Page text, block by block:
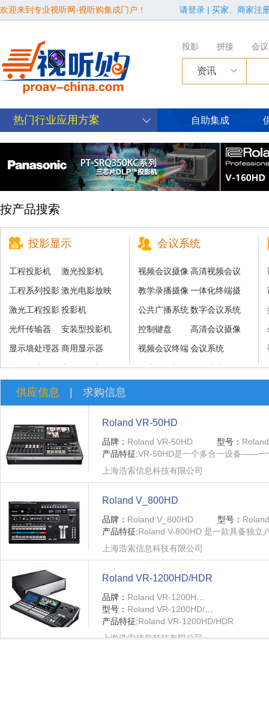
欢迎来到专业视听网-视听购集成门户！ 请登录 | 买家、商家注
投影 拼接 会议
资讯
热门行业应用方案 自助集成
按产品搜索
投影显示
工程投影机
激光投影机
工程系列投影
机
激光电影放映
机
激光工程投影
机
投影机
光纤传输器
安装型投影机
显示墙处理器 商用显示器
家族影院投影商用投影机
会议系统
视频会议摄像
机
高清视频会议
摄像机
教学录播摄像
机
一体化终端摄
像机
公共广播系统数字会议系统
控制键盘
高清会议摄像
机
视频会议终端
及系统
会议系统
会议摄像机
全向麦克风
供应信息 求购信息
Roland VR-50HD
品牌： Roland VR-50HD 型号：
产品特征:VR-50HD是一个多合一设备——
上海浩索信息科技有限公司
Roland V_800HD
品牌： Roland V_800HD 型号：
产品特征:Roland V-800HD 是一款具备独立
上海浩索信息科技有限公司
Roland VR-1200HD/HDR
品牌： Roland VR-1200HD/HDR
型号： Roland VR-1200HD/HDR
产品特征:Roland VR-1200HD/HDR
上海浩索信息科技有限公司